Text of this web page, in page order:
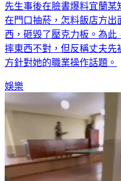
先生事後在臉書爆料宜蘭
在門口抽菸，怎料飯店方出
西，砸毀了壓克力板。為
摔東西不對，但反稱丈夫
方針對她的職業操作話題。
娛樂